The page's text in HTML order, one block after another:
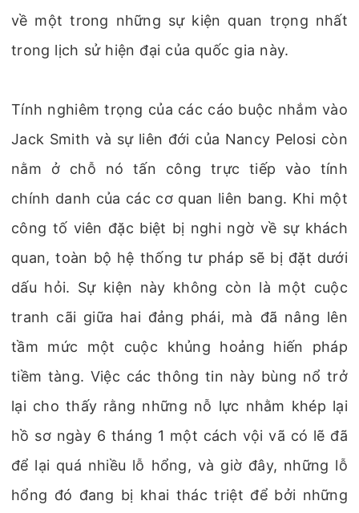
về một trong những sự kiện quan trọng nhất
trong lịch sử hiện đại của quốc gia này.
Tính nghiêm trọng của các cáo buộc nhắm vào
Jack Smith và sự liên đới của Nancy Pelosi còn
nằm ở chỗ nó tấn công trực tiếp vào tính
chính danh của các cơ quan liên bang. Khi một
công tố viên đặc biệt bị nghi ngờ về sự khách
quan, toàn bộ hệ thống tư pháp sẽ bị đặt dưới
dấu hỏi. Sự kiện này không còn là một cuộc
tranh cãi giữa hai đảng phái, mà đã nâng lên
tầm mức một cuộc khủng hoảng hiến pháp
tiềm tàng. Việc các thông tin này bùng nổ trở
lại cho thấy rằng những nỗ lực nhằm khép lại
hồ sơ ngày 6 tháng 1 một cách vội vã có lẽ đã
để lại quá nhiều lỗ hổng, và giờ đây, những lỗ
hổng đó đang bị khai thác triệt để bởi những